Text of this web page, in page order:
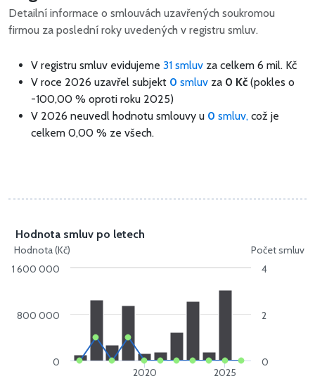
Detailní informace o smlouvách uzavřených soukromou
firmou za poslední roky uvedených v registru smluv.
V registru smluv evidujeme 31 smluv za celkem 6 mil. Kč
V roce 2026 uzavřel subjekt 0 smluv za 0 Kč (pokles o
-100,00 % oproti roku 2025)
V 2026 neuvedl hodnotu smlouvy u 0 smluv, což je
celkem 0,00 % ze všech.
Hodnota (Kč) Počet smluv
Hodnota smluv po letech
2020 2025
0
800 000
1 600 000
0
2
4